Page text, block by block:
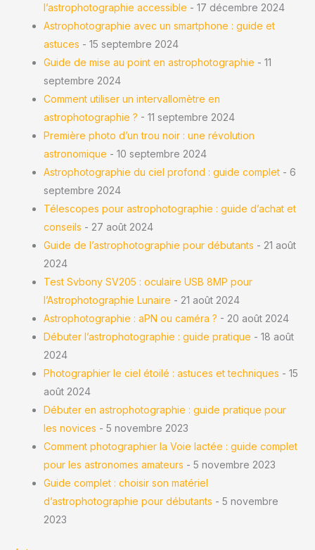
l’astrophotographie accessible - 17 décembre 2024
Astrophotographie avec un smartphone : guide et
astuces - 15 septembre 2024
Guide de mise au point en astrophotographie - 11
septembre 2024
Comment utiliser un intervallomètre en
astrophotographie ? - 11 septembre 2024
Première photo d’un trou noir : une révolution
astronomique - 10 septembre 2024
Astrophotographie du ciel profond : guide complet - 6
septembre 2024
Télescopes pour astrophotographie : guide d’achat et
conseils - 27 août 2024
Guide de l’astrophotographie pour débutants - 21 août
2024
Test Svbony SV205 : oculaire USB 8MP pour
l’Astrophotographie Lunaire - 21 août 2024
Astrophotographie : aPN ou caméra ? - 20 août 2024
Débuter l’astrophotographie : guide pratique - 18 août
2024
Photographier le ciel étoilé : astuces et techniques - 15
août 2024
Débuter en astrophotographie : guide pratique pour
les novices - 5 novembre 2023
Comment photographier la Voie lactée : guide complet
pour les astronomes amateurs - 5 novembre 2023
Guide complet : choisir son matériel
d’astrophotographie pour débutants - 5 novembre
2023